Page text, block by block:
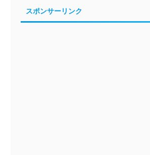
スポンサーリンク